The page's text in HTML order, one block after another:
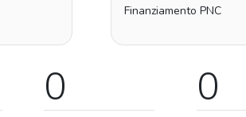
Finanziamento PNC
0 0